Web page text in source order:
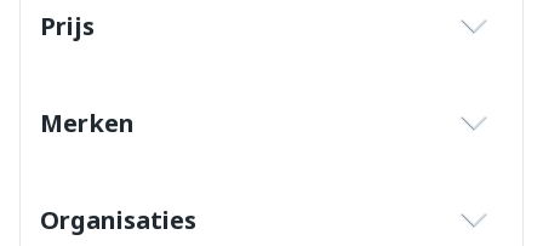
Prijs
Merken
Organisaties